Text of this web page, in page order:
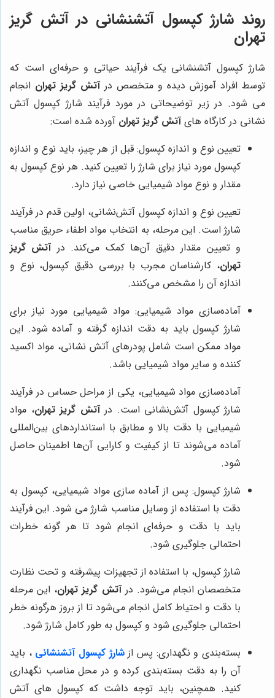
روند شارژ کپسول آتشنشانی درآتش گریز
تهران
شارژ کپسول‌ آتشنشانی یک فرآیند حیاتی و حرفه‌ای است که
توسط افراد آموزش دیده و متخصص درآتش گریز تهران انجام
می‌ شود. در زیر توضیحاتی در مورد فرآیند شارژ کپسول‌ آتش
‌نشانی در کارگاه‌ هایآتش گریز تهران آورده شده است:
تعیین نوع و اندازه کپسول: قبل از هر چیز، باید نوع و اندازه
کپسول مورد نیاز برای شارژ را تعیین کنید. هر نوع کپسول به
مقدار و نوع مواد شیمیایی خاصی نیاز دارد.
تعیین نوع و اندازه کپسول آتش‌نشانی، اولین قدم در فرآیند
شارژ است. این مرحله، به انتخاب مواد اطفاء حریق مناسب
و تعیین مقدار دقیق آن‌ها کمک می‌کند. درآتش گریز
تهران، کارشناسان مجرب با بررسی دقیق کپسول، نوع و
اندازه آن را مشخص می‌کنند.
آماده‌سازی مواد شیمیایی: مواد شیمیایی مورد نیاز برای
شارژ کپسول باید به دقت اندازه گرفته و آماده شود. این
مواد ممکن است شامل پودرهای آتش ‌نشانی، مواد اکسید
کننده و سایر مواد شیمیایی باشد.
آماده‌سازی مواد شیمیایی، یکی از مراحل حساس در فرآیند
شارژ کپسول آتش‌نشانی است. درآتش گریز تهران، مواد
شیمیایی با دقت بالا و مطابق با استانداردهای بین‌المللی
آماده می‌شوند تا از کیفیت و کارایی آن‌ها اطمینان حاصل
شود.
شارژ کپسول: پس از آماده‌ سازی مواد شیمیایی، کپسول به
دقت با استفاده از وسایل مناسب شارژ می‌ شود. این فرآیند
باید با دقت و حرفه‌ای انجام شود تا هر گونه خطرات
احتمالی جلوگیری شود.
شارژ کپسول، با استفاده از تجهیزات پیشرفته و تحت نظارت
متخصصان انجام می‌شود. درآتش گریز تهران، این مرحله
با دقت و احتیاط کامل انجام می‌شود تا از بروز هرگونه خطر
احتمالی جلوگیری شود و کپسول به طور کامل شارژ شود.
بسته‌بندی و نگهداری: پس ازشارژ کپسول آتشنشانی ، باید
آن را به دقت بسته‌بندی کرده و در محل مناسب نگهداری
کنید. همچنین، باید توجه داشت که کپسول‌ های آتش